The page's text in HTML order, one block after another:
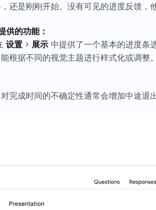
还是刚刚开始。没有可见的进度反馈，
的功能：
设置> 展示中提供了一个基本的进度条
根据不同的视觉主题进行样式化或调
完成时间的不确定性通常会增加中途退出